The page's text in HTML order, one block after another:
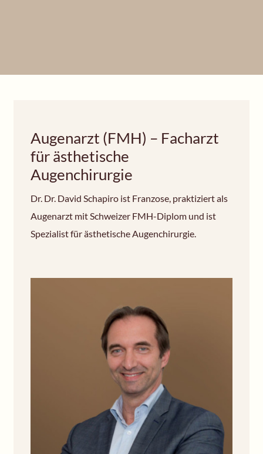
Augenarzt (FMH) – Facharzt
für ästhetische
Augenchirurgie
Dr. Dr. David Schapiro ist Franzose, praktiziert als
Augenarzt mit Schweizer FMH-Diplom und ist
Spezialist für ästhetische Augenchirurgie.